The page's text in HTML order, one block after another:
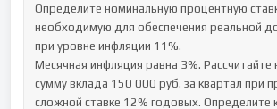
Определите номинальную процентную
необходимую для обеспечения реальной
при уровне инфляции 11%.
Месячная инфляция равна 3%.
сумму вклада 150 000 руб. за квартал при
сложной ставке 12% годовых. Определите